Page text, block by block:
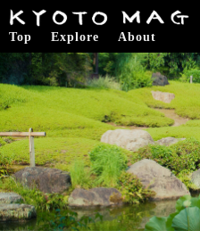
Top Explore About